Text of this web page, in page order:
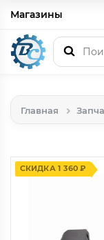
Магазины
Главная
СКИДКА 1 360 ₽